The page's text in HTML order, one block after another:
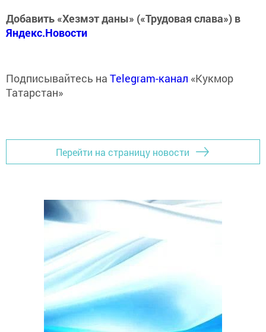
Добавить «Хезмэт даны» («Трудовая слава») в
Яндекс.Новости
Подписывайтесь на Telegram-канал «Кукмор
Татарстан»
Перейти на страницу новости